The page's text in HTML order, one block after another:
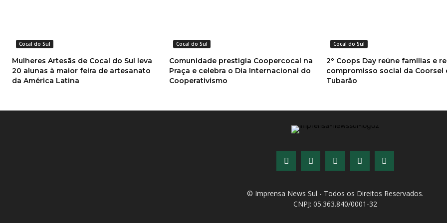
Cocal do Sul
Mulheres Artesãs de Cocal do Sul leva
20 alunas à maior feira de artesanato
da América Latina
Cocal do Sul
Comunidade prestigia Coopercocal na
Praça e celebra o Dia Internacional do
Cooperativismo
Cocal do Sul
2º Coops Day reúne famílias e
compromisso social da Coorsel
Tubarão
© Imprensa News Sul - Todos os Direitos Reservados.
CNPJ: 05.363.840/0001-32